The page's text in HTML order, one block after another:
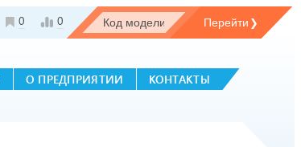
0 0
О ПРЕДПРИЯТИИ КОНТАКТЫ